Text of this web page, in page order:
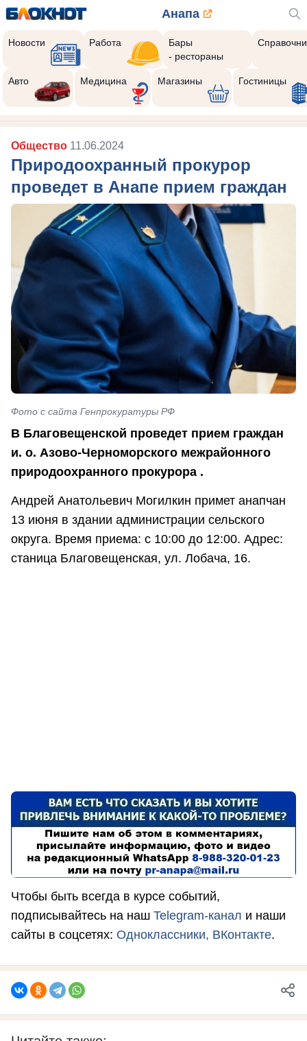
Анапа
Новости Работа
Бары
- рестораны
Авто Медицина Магазины Гостиницы
Общество 11.06.2024
Природоохранный прокурор
проведет в Анапе прием граждан
Фото с сайта Генпрокуратуры РФ
В Благовещенской проведет прием граждан
и. о. Азово-Черноморского межрайонного
природоохранного прокурора .
Андрей Анатольевич Могилкин примет анапчан
13 июня в здании администрации сельского
округа. Время приема: с 10:00 до 12:00. Адрес:
станица Благовещенская, ул. Лобача, 16.
Чтобы быть всегда в курсе событий,
подписывайтесь на наш Telegram-канал и наши
сайты в соцсетях: Одноклассники, ВКонтакте.